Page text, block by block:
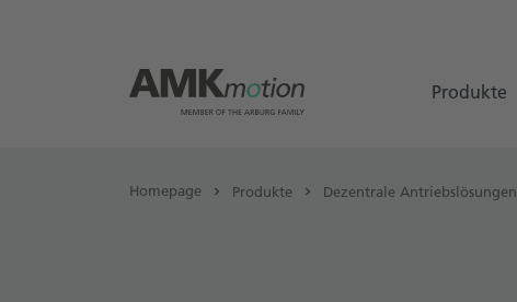
Produkte
Homepage Produkte Dezentrale Antriebslösungen